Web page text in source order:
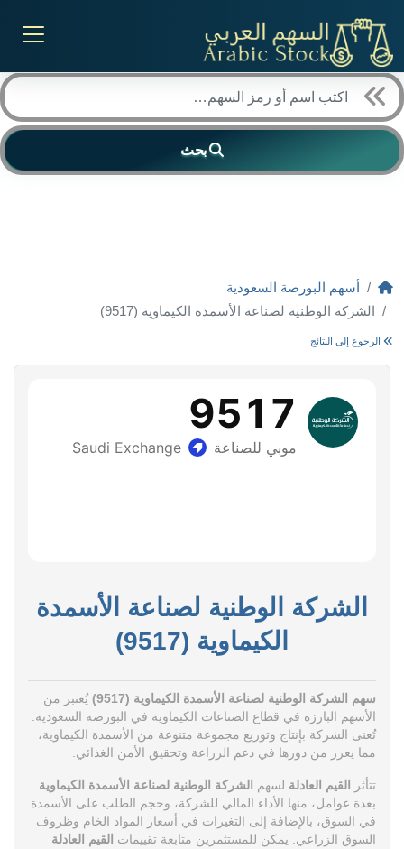
بحث
أسهم البورصة السعودية
الشركة الوطنية لصناعة الأسمدة الكيماوية (9517)
الرجوع إلى النتائج
الشركة الوطنية لصناعة الأسمدة
الكيماوية (9517)
سهم الشركة الوطنية لصناعة الأسمدة الكيماوية (9517)
يُعتبر من
الأسهم البارزة في قطاع الصناعات الكيماوية في البورصة السعودية.
تُعنى الشركة بإنتاج وتوزيع مجموعة متنوعة من الأسمدة الكيماوية،
مما يعزز من دورها في دعم الزراعة وتحقيق الأمن الغذائي.
تتأثر القيم العادلة لسهم الشركة الوطنية لصناعة الأسمدة الكيماوية
بعدة عوامل، منها الأداء المالي للشركة، وحجم الطلب على الأسمدة
في السوق، بالإضافة إلى التغيرات في أسعار المواد الخام وظروف
السوق الزراعي. يمكن للمستثمرين متابعة تقييمات القيم العادلة